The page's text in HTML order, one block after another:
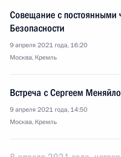
Совещание с постоянными
Безопасности
9 апреля 2021 года, 16:20
Москва, Кремль
Встреча с Сергеем Меняйло
9 апреля 2021 года, 14:50
Москва, Кремль